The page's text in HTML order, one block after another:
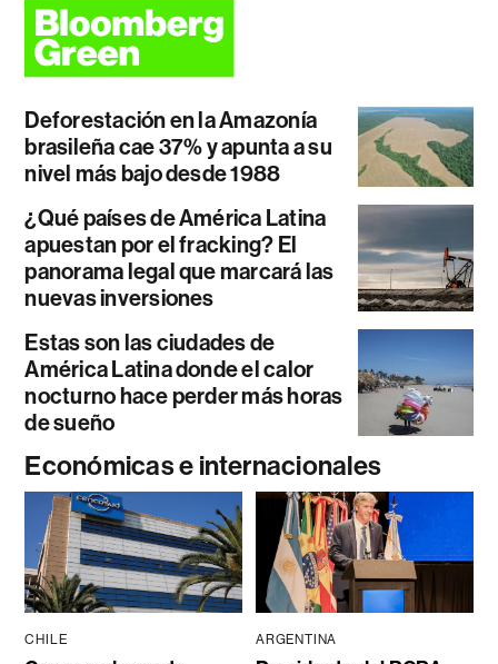
Deforestación en la Amazonía
brasileña cae 37% y apunta a su
nivel más bajo desde 1988
¿Qué países de América Latina
apuestan por el fracking? El
panorama legal que marcará las
nuevas inversiones
Estas son las ciudades de
América Latina donde el calor
nocturno hace perder más horas
de sueño
Económicas e internacionales
CHILE ARGENTINA